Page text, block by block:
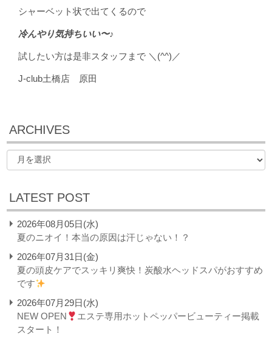
シャーベット状で出てくるので
冷んやり気持ちいい〜♪
試したい方は是非スタッフまで ＼(^^)／
J-club土橋店 原田
ARCHIVES
LATEST POST
2026年08月05日(水)
夏のニオイ！本当の原因は汗じゃない！？
2026年07月31日(金)
夏の頭皮ケアでスッキリ爽快！炭酸水ヘッドスパがおすすめ
です
2026年07月29日(水)
NEW OPEN
エステ専用ホットペッパービューティー掲載
スタート！